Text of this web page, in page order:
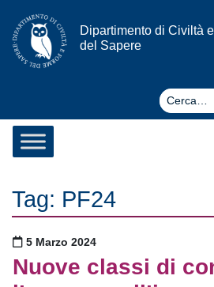
Vai al contenuto
Dipartimento di Civiltà
del Sapere
Tag: PF24
Pubblicato il
5 Marzo 2024
Nuove classi di